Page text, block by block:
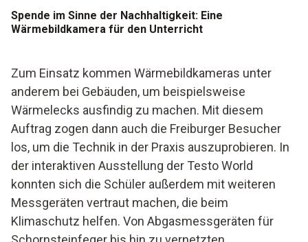
Spende im Sinne der Nachhaltigkeit: Eine
Wärmebildkamera für den Unterricht
Zum Einsatz kommen Wärmebildkameras unter
anderem bei Gebäuden, um beispielsweise
Wärmelecks ausfindig zu machen. Mit diesem
Auftrag zogen dann auch die Freiburger Besucher
los, um die Technik in der Praxis auszuprobieren. In
der interaktiven Ausstellung der Testo World
konnten sich die Schüler außerdem mit weiteren
Messgeräten vertraut machen, die beim
Klimaschutz helfen. Von Abgasmessgeräten für